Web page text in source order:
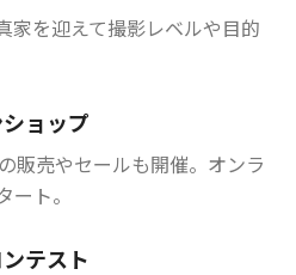
家を迎えて撮影レベルや目的
ョップ
販売やセールも開催。オンラ
ト。
テスト